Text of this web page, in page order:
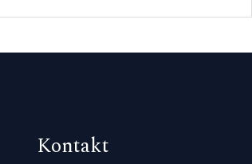
Kontakt